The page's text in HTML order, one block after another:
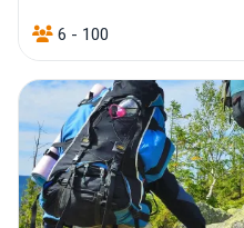
6 - 100